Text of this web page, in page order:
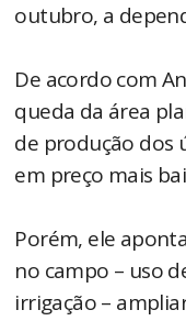
outubro, a
De acordo com
queda da área
de produção dos
em preço mais
Porém, ele
no campo – uso
irrigação –